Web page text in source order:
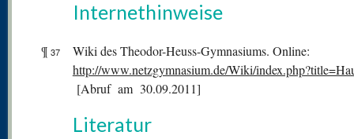
Internethinweise
¶ 37
Wiki des Theodor-Heuss-Gymnasiums. Online:
http://www.netzgymnasium.de/Wiki/
[Abruf am 30.09.2011]
Literatur